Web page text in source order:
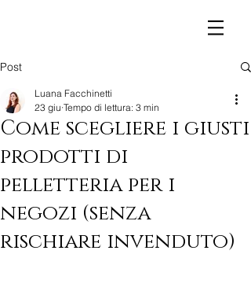
Post
Come scegliere i giusti
prodotti di
pelletteria per i
negozi (senza
rischiare invenduto)
Luana Facchinetti
23 giu Tempo di lettura: 3 min